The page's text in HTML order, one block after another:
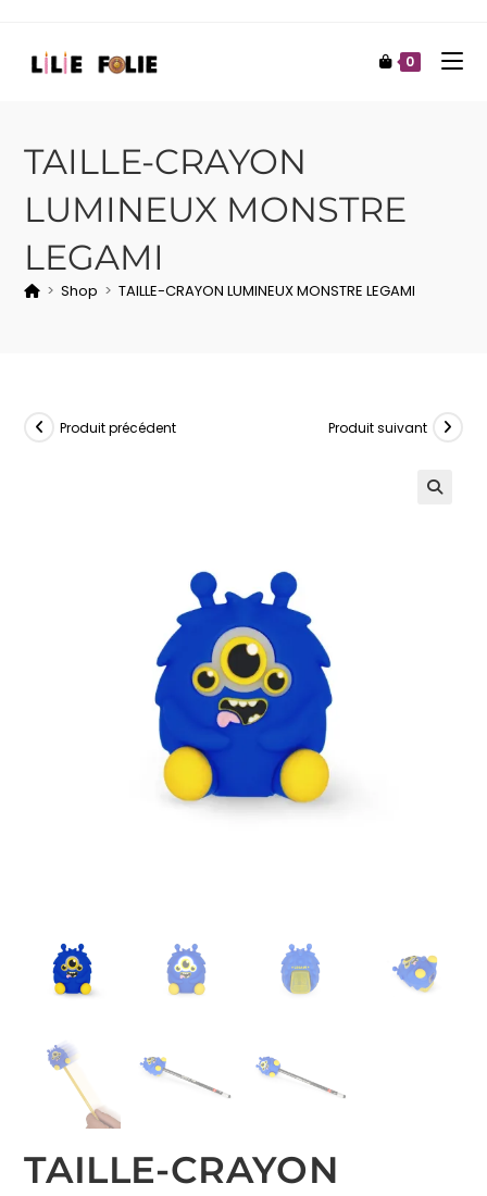
0
TAILLE-CRAYON
LUMINEUX MONSTRE
LEGAMI
> Shop > TAILLE-CRAYON LUMINEUX MONSTRE LEGAMI
Produit précédent Produit suivant
TAILLE-CRAYON